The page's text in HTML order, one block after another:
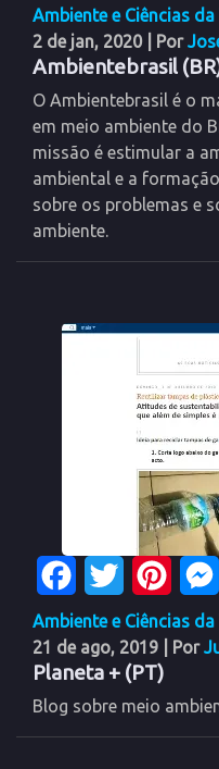
Ambiente e Ciências
2 de jan, 2020
| Por
Ambientebrasil
O Ambientebrasil é o
em meio ambiente do
missão é estimular a
ambiental e a
sobre os problemas e
ambiente.
FacebookTwitter
Ambiente e Ciências
21 de ago, 2019
| Por
Planeta + (PT)
Blog sobre meio